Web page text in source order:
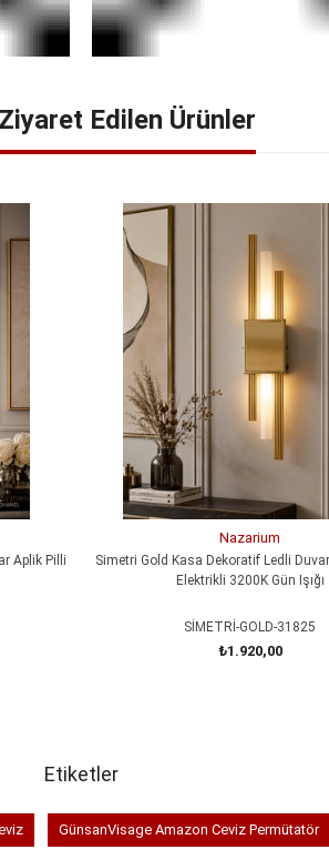
Edilen Ürünler
Aplik Pilli
Nazarium
Simetri Gold Kasa Dekoratif Ledli
Elektrikli 3200K Gün Işığı
SİMETRİ-GOLD-31825
₺1.920,00
Etiketler
GünsanVisage Amazon Ceviz Permütatör